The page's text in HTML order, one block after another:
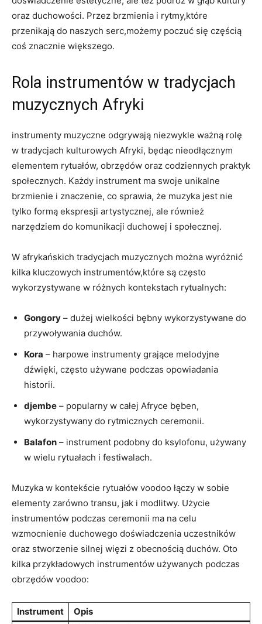
oraz duchowości. Przez brzmienia i rytmy,które
przenikają do naszych serc,możemy poczuć się częścią
coś znacznie większego.
Rola instrumentów w tradycjach
muzycznych Afryki
instrumenty muzyczne odgrywają niezwykle ważną rolę
w tradycjach kulturowych Afryki, będąc nieodłącznym
elementem rytuałów, obrzędów oraz codziennych praktyk
społecznych. Każdy instrument ma swoje unikalne
brzmienie i znaczenie, co sprawia, że muzyka jest nie
tylko formą ekspresji artystycznej, ale również
narzędziem do komunikacji duchowej i społecznej.
W afrykańskich tradycjach muzycznych można wyróżnić
kilka kluczowych instrumentów,które są często
wykorzystywane w różnych kontekstach rytualnych:
Gongory – dużej wielkości bębny wykorzystywane do
przywoływania duchów.
Kora – harpowe instrumenty grające melodyjne
dźwięki, często używane podczas opowiadania
historii.
djembe – popularny w całej Afryce bęben,
wykorzystywany do rytmicznych ceremonii.
Balafon – instrument podobny do ksylofonu, używany
w wielu rytuałach i festiwalach.
Muzyka w kontekście rytuałów voodoo łączy w sobie
elementy zarówno transu, jak i modlitwy. Użycie
instrumentów podczas ceremonii ma na celu
wzmocnienie duchowego doświadczenia uczestników
oraz stworzenie silnej więzi z obecnością duchów. Oto
kilka przykładowych instrumentów używanych podczas
obrzędów voodoo:
Instrument Opis